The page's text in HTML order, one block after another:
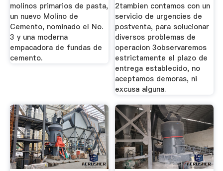
molinos primarios de pasta,
un nuevo Molino de
Cemento, nominado el No.
3 y una moderna
empacadora de fundas de
cemento.
2tambien contamos con un
servicio de urgencies de
postventa, para solucionar
diversos problemas de
operacion 3observaremos
estrictamente el plazo de
entrega establecido, no
aceptamos demoras, ni
excusa alguna.